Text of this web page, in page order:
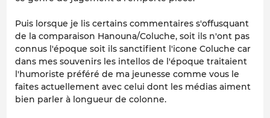
Puis lorsque je lis certains commentaires s'offusquant
de la comparaison Hanouna/Coluche, soit ils n'ont pas
connus l'époque soit ils sanctifient l'icone Coluche car
dans mes souvenirs les intellos de l'époque traitaient
l'humoriste préféré de ma jeunesse comme vous le
faites actuellement avec celui dont les médias aiment
bien parler à longueur de colonne.